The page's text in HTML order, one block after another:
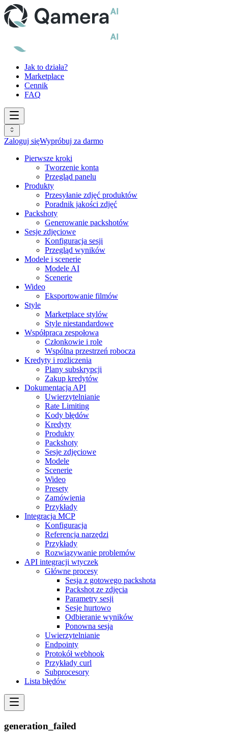
Jak to działa?
Marketplace
Cennik
FAQ
Zaloguj sięWypróbuj za darmo
Pierwsze kroki
Tworzenie konta
Przegląd panelu
Produkty
Przesyłanie zdjęć produktów
Poradnik jakości zdjęć
Packshoty
Generowanie packshotów
Sesje zdjęciowe
Konfiguracja sesji
Przegląd wyników
Modele i scenerie
Modele AI
Scenerie
Wideo
Eksportowanie filmów
Style
Marketplace stylów
Style niestandardowe
Współpraca zespołowa
Członkowie i role
Wspólna przestrzeń robocza
Kredyty i rozliczenia
Plany subskrypcji
Zakup kredytów
Dokumentacja API
Uwierzytelnianie
Rate Limiting
Kody błędów
Kredyty
Produkty
Packshoty
Sesje zdjęciowe
Modele
Scenerie
Wideo
Presety
Zamówienia
Przykłady
Integracja MCP
Konfiguracja
Referencja narzędzi
Przykłady
Rozwiązywanie problemów
API integracji wtyczek
Główne procesy
Sesja z gotowego packshota
Packshot ze zdjęcia
Parametry sesji
Sesje hurtowo
Odbieranie wyników
Ponowna sesja
Uwierzytelnianie
Endpointy
Protokół webhook
Przykłady curl
Subprocesory
Lista błędów
generation_failed